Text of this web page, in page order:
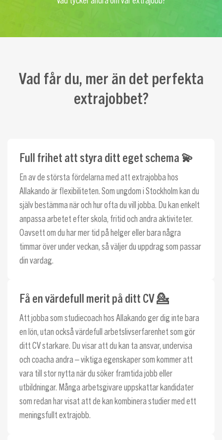
Vad får du, mer än det perfekta
extrajobbet?
Full frihet att styra ditt eget schema 💫
En av de största fördelarna med att extrajobba hos
Allakando är flexibiliteten. Som ungdom i Stockholm kan du
själv bestämma när och hur ofta du vill jobba. Du kan enkelt
anpassa arbetet efter skola, fritid och andra aktiviteter.
Oavsett om du har mer tid på helger eller bara några
timmar över under veckan, så väljer du uppdrag som passar
din vardag.
Få en värdefull merit på ditt CV 💁
Att jobba som studiecoach hos Allakando ger dig inte bara
en lön, utan också värdefull arbetslivserfarenhet som gör
ditt CV starkare. Du visar att du kan ta ansvar, undervisa
och coacha andra – viktiga egenskaper som kommer att
vara till stor nytta när du söker framtida jobb eller
utbildningar. Många arbetsgivare uppskattar kandidater
som redan har visat att de kan kombinera studier med ett
meningsfullt extrajobb.